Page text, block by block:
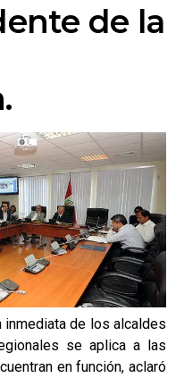
de la
inmediata de los alcaldes
se aplica a las
en función, aclaró